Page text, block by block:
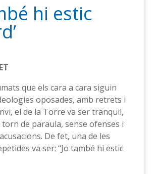
hi estic
que els cara a cara siguin
oposades, amb retrets i
el de la Torre va ser tranquil,
de paraula, sense ofenses i
De fet, una de les
va ser: “Jo també hi estic